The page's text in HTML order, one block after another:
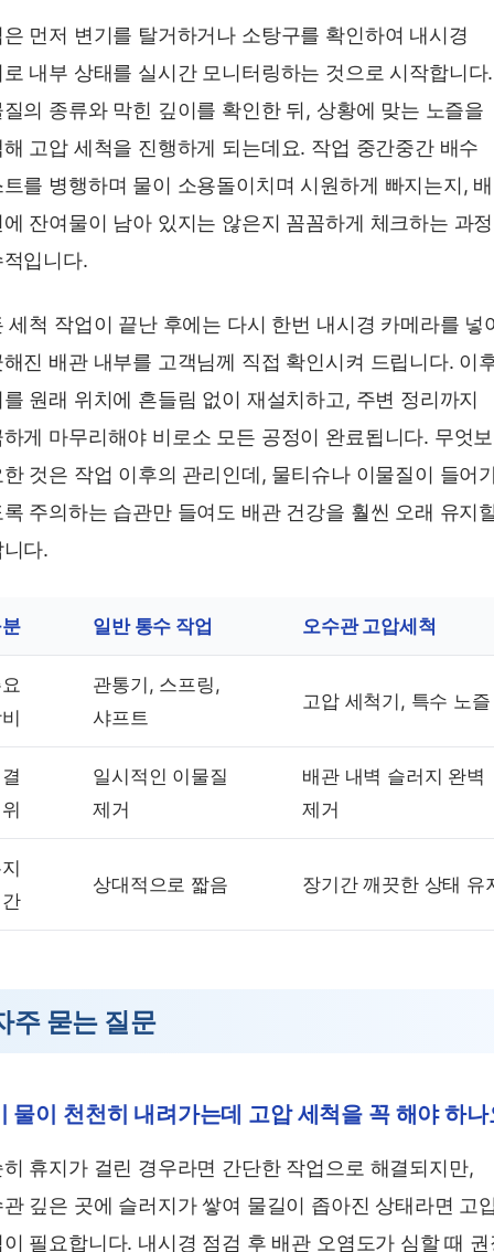
먼저 변기를 탈거하거나 소탕구를 확인하여 내시경
내부 상태를 실시간 모니터링하는 것으로 시작합니다.
의 종류와 막힌 깊이를 확인한 뒤, 상황에 맞는 노즐을
고압 세척을 진행하게 되는데요. 작업 중간중간 배수
를 병행하며 물이 소용돌이치며 시원하게 빠지는지,
잔여물이 남아 있지는 않은지 꼼꼼하게 체크하는 과
입니다.
세척 작업이 끝난 후에는 다시 한번 내시경 카메라를 넣
진 배관 내부를 고객님께 직접 확인시켜 드립니다. 이
원래 위치에 흔들림 없이 재설치하고, 주변 정리까지
게 마무리해야 비로소 모든 공정이 완료됩니다. 무엇
것은 작업 이후의 관리인데, 물티슈나 이물질이 들어
주의하는 습관만 들여도 배관 건강을 훨씬 오래 유지
다.
일반 통수 작업 오수관 고압세척
관통기, 스프링,
샤프트
고압 세척기, 특수 노즐
일시적인 이물질
제거
배관 내벽 슬러지 완벽
제거
상대적으로 짧음 장기간 깨끗한 상태 유
주 묻는 질문
물이 천천히 내려가는데 고압 세척을 꼭 해야 하나
휴지가 걸린 경우라면 간단한 작업으로 해결되지만,
깊은 곳에 슬러지가 쌓여 물길이 좁아진 상태라면 고
필요합니다. 내시경 점검 후 배관 오염도가 심할 때